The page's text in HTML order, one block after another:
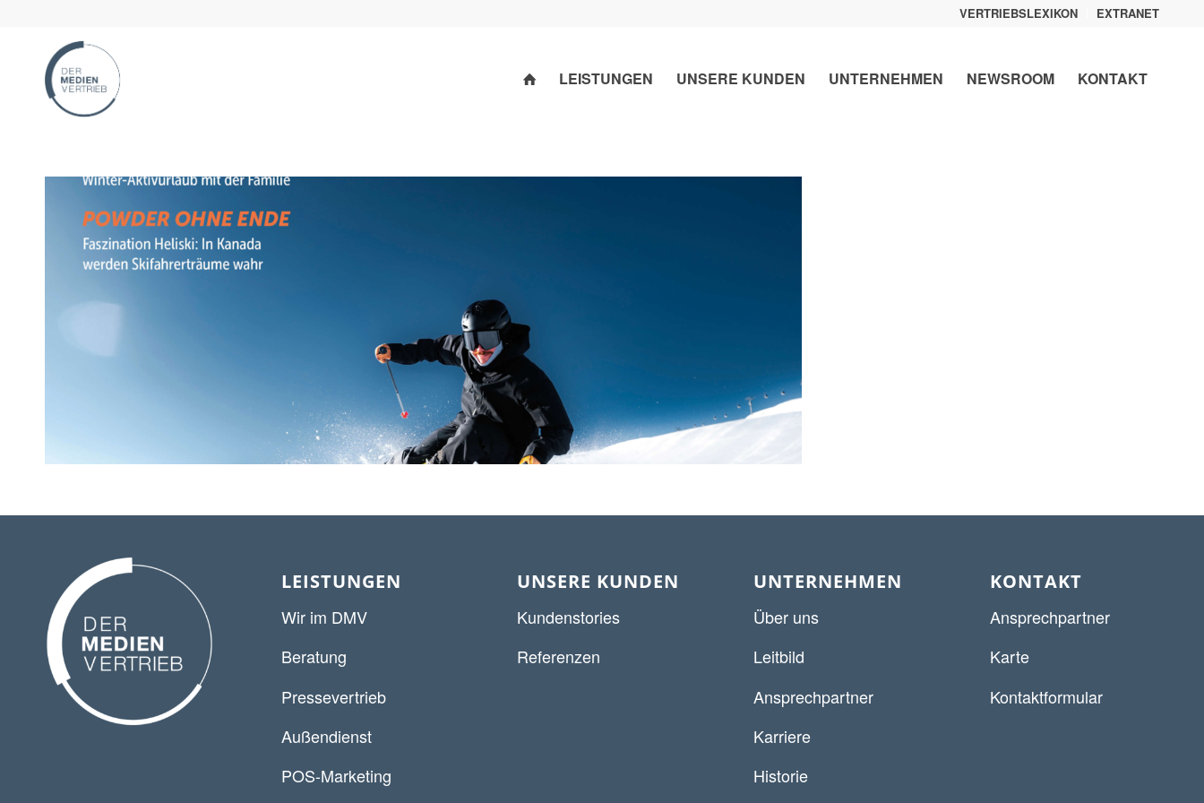
VERTRIEBSLEXIKON EXTRANET
LEISTUNGEN UNSERE KUNDEN UNTERNEHMEN NEWSROOM KONTAKT
LEISTUNGEN
Wir im DMV
Beratung
Pressevertrieb
Außendienst
POS-Marketing
UNSERE KUNDEN
Kundenstories
Referenzen
UNTERNEHMEN
Über uns
Leitbild
Ansprechpartner
Karriere
Historie
KONTAKT
Ansprechpartner
Karte
Kontaktformular